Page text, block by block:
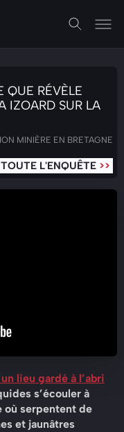
QUE RÉVÈLE
IZOARD SUR LA
MINIÈRE EN BRETAGNE
TOUTE L'ENQUÊTE >>
lieu gardé à l’abri
s’écouler à
où serpentent de
et jaunâtres